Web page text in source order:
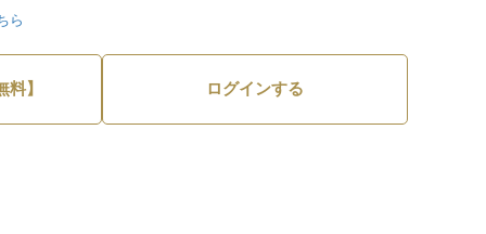
ら
】 ログインする